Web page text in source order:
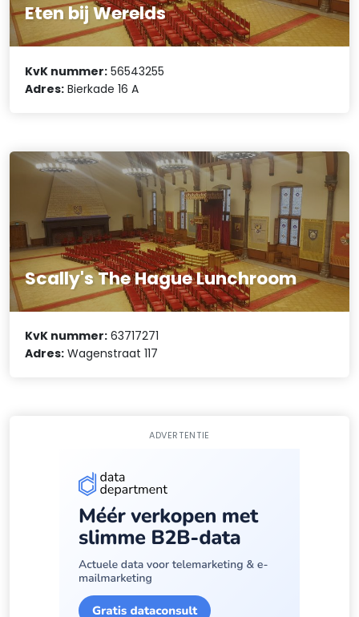
Eten bij Werelds
KvK nummer: 56543255
Adres: Bierkade 16 A
Scally's The Hague Lunchroom
KvK nummer: 63717271
Adres: Wagenstraat 117
ADVERTENTIE